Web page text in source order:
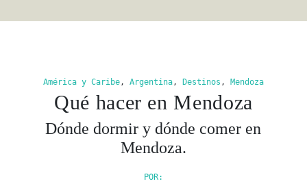
América y Caribe, Argentina, Destinos , Mendoza
Qué hacer en Mendoza
Dónde dormir y dónde comer en
Mendoza.
POR: